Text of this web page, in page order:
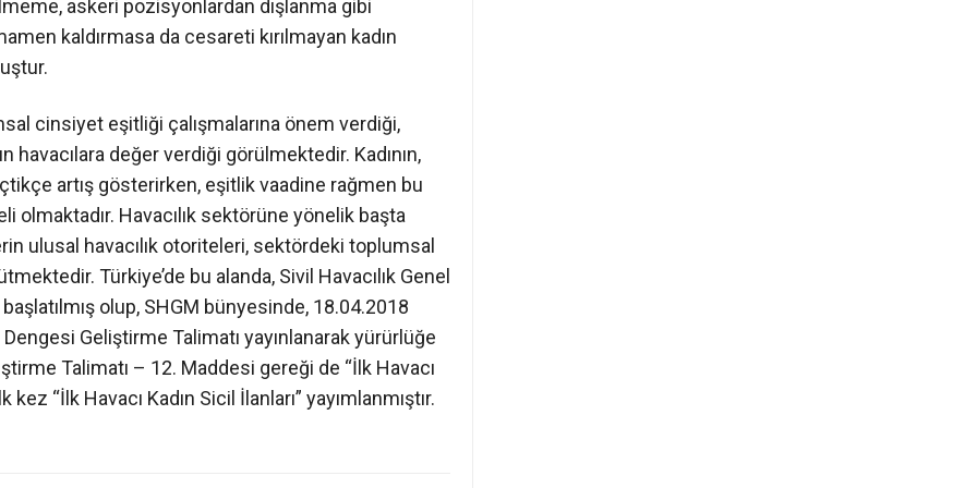
askeri pozisyonlardan dışlanma gibi
kaldırmasa da cesareti kırılmayan kadın
cinsiyet eşitliği çalışmalarına önem verdiği,
değer verdiği görülmektedir. Kadının,
artış gösterirken, eşitlik vaadine rağmen bu
olmaktadır. Havacılık sektörüne yönelik başta
ulusal havacılık otoriteleri, sektördeki toplumsal
Türkiye’de bu alanda, Sivil Havacılık Genel
olup, SHGM bünyesinde, 18.04.2018
Geliştirme Talimatı yayınlanarak yürürlüğe
Talimatı – 12. Maddesi gereği de “İlk Havacı
“İlk Havacı Kadın Sicil İlanları” yayımlanmıştır.